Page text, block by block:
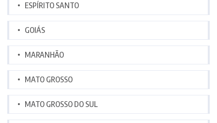
ESPÍRITO SANTO
GOIÁS
MARANHÃO
MATO GROSSO
MATO GROSSO DO SUL